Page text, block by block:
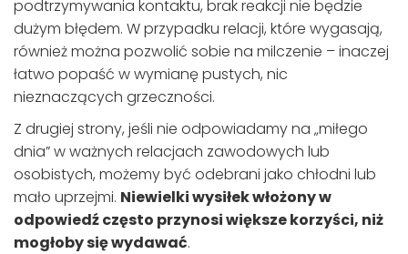
podtrzymywania kontaktu, brak reakcji nie będzie
dużym błędem. W przypadku relacji, które wygasają,
również można pozwolić sobie na milczenie – inaczej
łatwo popaść w wymianę pustych, nic
nieznaczących grzeczności.
Z drugiej strony, jeśli nie odpowiadamy na „miłego
dnia” w ważnych relacjach zawodowych lub
osobistych, możemy być odebrani jako chłodni lub
mało uprzejmi. Niewielki wysiłek włożony w
odpowiedź często przynosi większe korzyści, niż
mogłoby się wydawać.